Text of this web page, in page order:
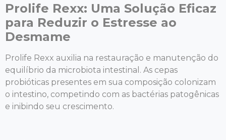
Prolife Rexx: Uma Solução Eficaz
para Reduzir o Estresse ao
Desmame
Prolife Rexx auxilia na restauração e manutenção do
equilíbrio da microbiota intestinal. As cepas
probióticas presentes em sua composição colonizam
o intestino, competindo com as bactérias patogênicas
e inibindo seu crescimento.